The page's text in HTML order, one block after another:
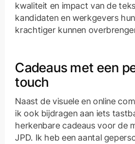
kwaliteit en impact van de
kandidaten en werkgevers
krachtiger kunnen
Cadeaus met een
touch
Naast de visuele en online
ik ook bijdragen aan iets
herkenbare cadeaus voor de
JPD. Ik heb een aantal